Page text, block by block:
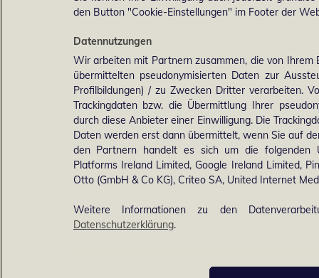
den Button "Cookie-Einstellungen" im Footer der
Datennutzungen
Wir arbeiten mit Partnern zusammen, die von Ihrem
übermittelten pseudonymisierten Daten zur
Profilbildungen) / zu Zwecken Dritter verarbeiten.
Trackingdaten bzw. die Übermittlung Ihrer
durch diese Anbieter einer Einwilligung. Die
Daten werden erst dann übermittelt, wenn Sie auf
den Partnern handelt es sich um die folgenden
Platforms Ireland Limited, Google Ireland Limited,
Otto (GmbH & Co KG), Criteo SA, United Internet
Weitere Informationen zu den
Datenschutzerklärung.